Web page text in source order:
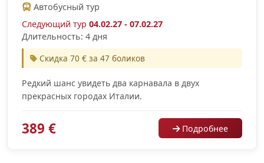
Автобусный тур
Следующий тур 04.02.27 - 07.02.27
Длительность: 4 дня
Скидка 70 € за 47 боликов
Редкий шанс увидеть два карнавала в двух
прекрасных городах Италии.
389 € Подробнее